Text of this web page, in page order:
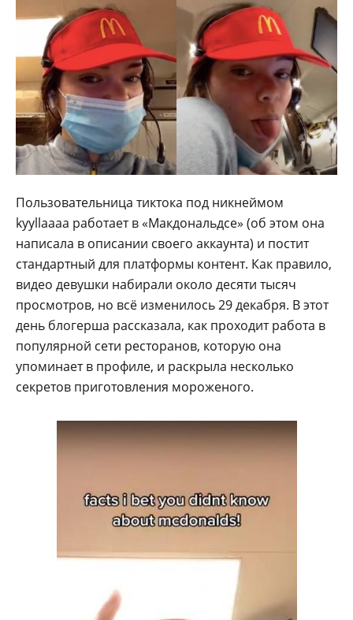
Пользовательница тиктока под никнеймом
kyyllaaaa работает в «Макдональдсе» (об этом она
написала в описании своего аккаунта) и постит
стандартный для платформы контент. Как правило,
видео девушки набирали около десяти тысяч
просмотров, но всё изменилось 29 декабря. В этот
день блогерша рассказала, как проходит работа в
популярной сети ресторанов, которую она
упоминает в профиле, и раскрыла несколько
секретов приготовления мороженого.